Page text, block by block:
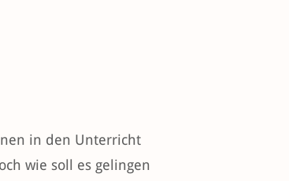
in den Unterricht
wie soll es gelingen